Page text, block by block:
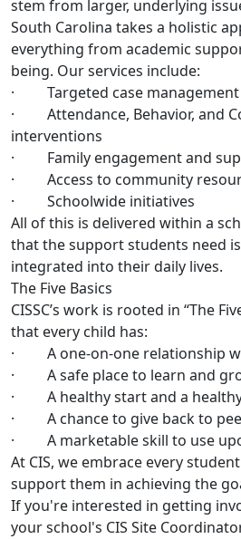
stem from larger, underlying
South Carolina takes a holistic
everything from academic
being. Our services include:
· Targeted case management
· Attendance, Behavior, and
interventions
· Family engagement and
· Access to community
· Schoolwide initiatives
All of this is delivered within a
that the support students need
integrated into their daily lives.
The Five Basics
CISSC’s work is rooted in “The
that every child has:
· A one-on-one relationship
· A safe place to learn and
· A healthy start and a
· A chance to give back to
· A marketable skill to use
At CIS, we embrace every
support them in achieving the
If you're interested in getting
your school's CIS Site